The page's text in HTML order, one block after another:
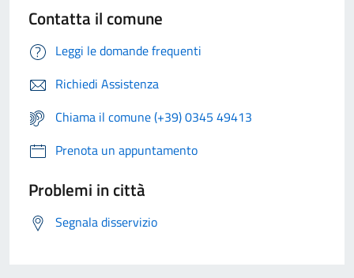
Contatta il comune
Leggi le domande frequenti
Richiedi Assistenza
Chiama il comune (+39) 0345 49413
Prenota un appuntamento
Problemi in città
Segnala disservizio